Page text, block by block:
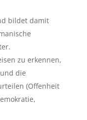
bildet damit
zu erkennen,
die
(Offenheit